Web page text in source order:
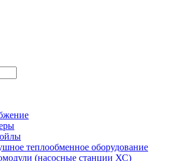
теплообменное оборудование
(насосные станции ХС)